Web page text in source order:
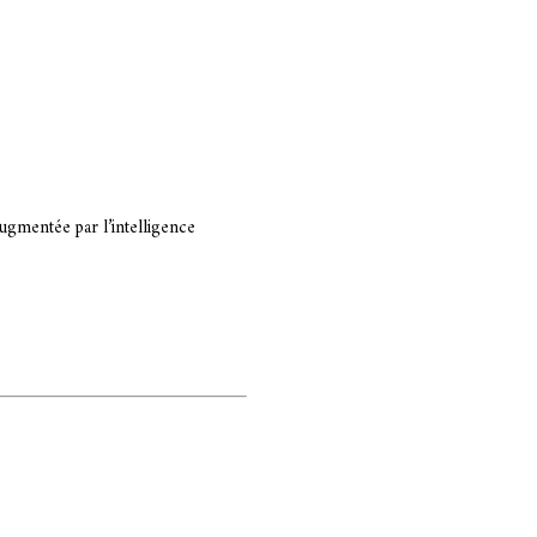
par l’intelligence